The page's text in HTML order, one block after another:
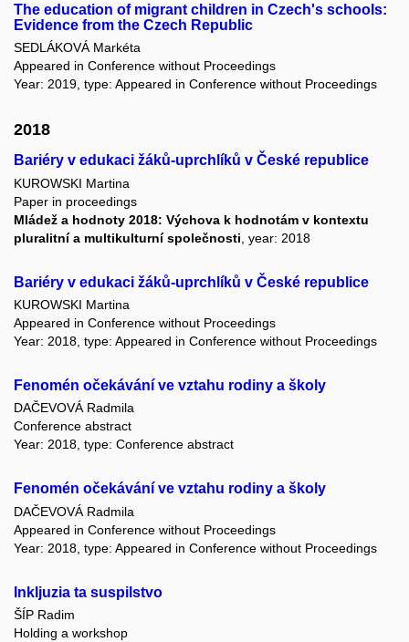
The education of migrant children in Czech's schools:
Evidence from the Czech Republic
SEDLÁKOVÁ Markéta
Appeared in Conference without Proceedings
Year: 2019, type: Appeared in Conference without Proceedings
2018
Bariéry v edukaci žáků-uprchlíků v České republice
KUROWSKI Martina
Paper in proceedings
Mládež a hodnoty 2018: Výchova k hodnotám v kontextu
pluralitní a multikulturní společnosti , year: 2018
Bariéry v edukaci žáků-uprchlíků v České republice
KUROWSKI Martina
Appeared in Conference without Proceedings
Year: 2018, type: Appeared in Conference without Proceedings
Fenomén očekávání ve vztahu rodiny a školy
DAČEVOVÁ Radmila
Conference abstract
Year: 2018, type: Conference abstract
Fenomén očekávání ve vztahu rodiny a školy
DAČEVOVÁ Radmila
Appeared in Conference without Proceedings
Year: 2018, type: Appeared in Conference without Proceedings
Inkljuzia ta suspilstvo
ŠÍP Radim
Holding a workshop